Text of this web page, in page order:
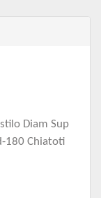
Diam Sup
180 Chiatoti